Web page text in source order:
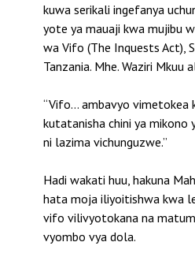
kuwa serikali ingefanya
yote ya mauaji kwa mujibu
wa Vifo (The Inquests Act),
Tanzania. Mhe. Waziri Mkuu
“Vifo… ambavyo vimetokea
kutatanisha chini ya mikono
ni lazima vichunguzwe.”
Hadi wakati huu, hakuna
hata moja iliyoitishwa kwa
vifo vilivyotokana na
vyombo vya dola.